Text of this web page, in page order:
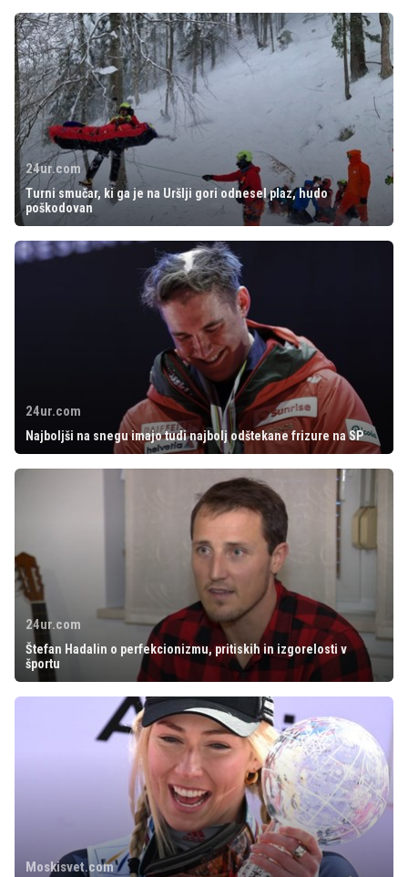
24ur.com
Turni smučar, ki ga je na Uršlji gori odnesel plaz, hudo
poškodovan
24ur.com
Najboljši na snegu imajo tudi najbolj odštekane frizure na SP
24ur.com
Štefan Hadalin o perfekcionizmu, pritiskih in izgorelosti v
športu
Moskisvet.com